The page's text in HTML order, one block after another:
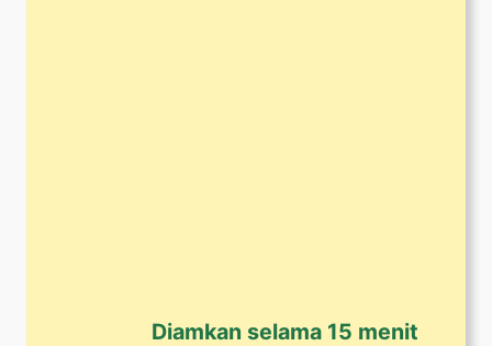
Diamkan selama 15 menit